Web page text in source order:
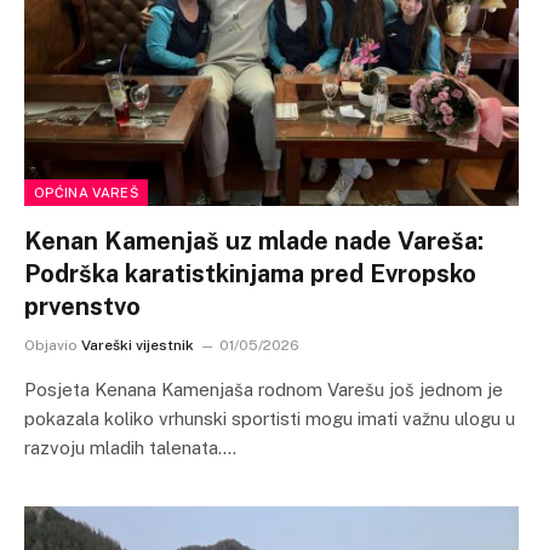
OPĆINA VAREŠ
Kenan Kamenjaš uz mlade nade Vareša:
Podrška karatistkinjama pred Evropsko
prvenstvo
Objavio Vareški vijestnik 01/05/2026
Posjeta Kenana Kamenjaša rodnom Varešu još jednom je
pokazala koliko vrhunski sportisti mogu imati važnu ulogu u
razvoju mladih talenata.…